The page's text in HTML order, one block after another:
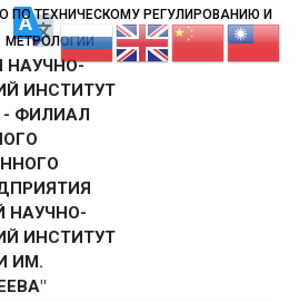
ПО ТЕХНИЧЕСКОМУ РЕГУЛИРОВАНИЮ И
МЕТРОЛОГИИ
НАУЧНО-
ИНСТИТУТ
- ФИЛИАЛ
НАУЧНО-
ИНСТИТУТ
ИМ.